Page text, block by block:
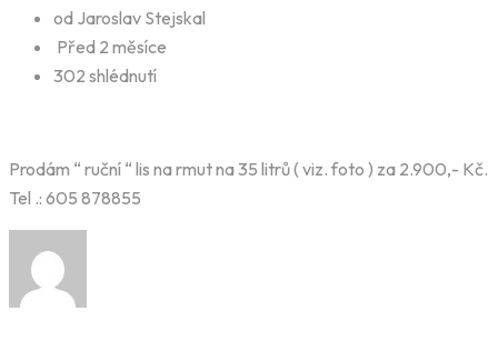
od Jaroslav Stejskal
Před 2 měsíce
302 shlédnutí
Prodám “ ruční “ lis na rmut na 35 litrů ( viz. foto ) za 2.900,- Kč.
Tel .: 605 878855